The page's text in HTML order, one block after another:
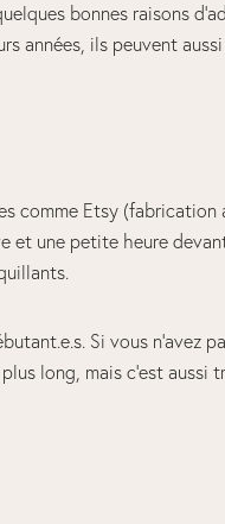
bonnes raisons
années, ils peuvent
comme Etsy (fabrication
et une petite heure
Si vous n’avez
long, mais c’est aussi